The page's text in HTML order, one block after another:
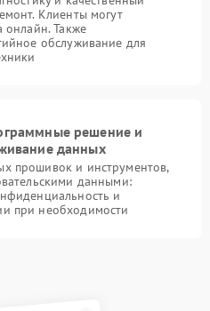
Клиенты могут
онлайн. Также
обслуживание для
решение и
данных
прошивок и инструментов,
данными:
и
при необходимости